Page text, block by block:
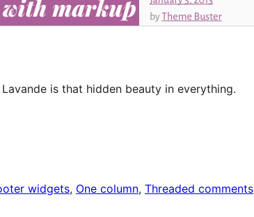
is that hidden beauty in everything.
widgets, One column, Threaded comments